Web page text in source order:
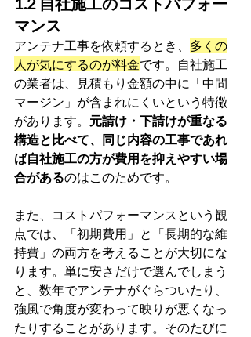
マンス
アンテナ工事を依頼するとき、 多くの
人が気にするのが料金です。自社施工
の業者は、見積もり金額の中に「中間
マージン」が含まれにくいという特徴
があります。 元請け・下請けが重なる
構造と比べて、同じ内容の工事であれ
ば自社施工の方が費用を抑えやすい場
合があるのはこのためです。
また、コストパフォーマンスという観
点では、「初期費用」と「長期的な維
持費」の両方を考えることが大切にな
ります。単に安さだけで選んでしまう
と、数年でアンテナがぐらついたり、
強風で角度が変わって映りが悪くなっ
たりすることがあります。そのたびに